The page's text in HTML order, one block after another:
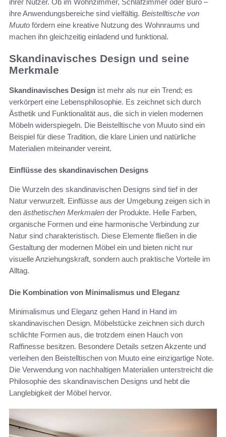
ihre Anwendungsbereiche sind vielfältig. Beistelltische von
Muuto fördern eine kreative Nutzung des Wohnraums und
machen ihn gleichzeitig einladend und funktional.
Skandinavisches Design und seine
Merkmale
Skandinavisches Design ist mehr als nur ein Trend; es
verkörpert eine Lebensphilosophie. Es zeichnet sich durch
Ästhetik und Funktionalität aus, die sich in vielen modernen
Möbeln widerspiegeln. Die Beistelltische von Muuto sind ein
Beispiel für diese Tradition, die klare Linien und natürliche
Materialien miteinander vereint.
Einflüsse des skandinavischen Designs
Die Wurzeln des skandinavischen Designs sind tief in der
Natur verwurzelt. Einflüsse aus der Umgebung zeigen sich in
den ästhetischen Merkmalen der Produkte. Helle Farben,
organische Formen und eine harmonische Verbindung zur
Natur sind charakteristisch. Diese Elemente fließen in die
Gestaltung der modernen Möbel ein und bieten nicht nur
visuelle Anziehungskraft, sondern auch praktische Vorteile im
Alltag.
Die Kombination von Minimalismus und Eleganz
Minimalismus und Eleganz gehen Hand in Hand im
skandinavischen Design. Möbelstücke zeichnen sich durch
schlichte Formen aus, die trotzdem einen Hauch von
Raffinesse besitzen. Besondere Details setzen Akzente und
verleihen den Beistelltischen von Muuto eine einzigartige Note.
Die Verwendung von nachhaltigen Materialien unterstreicht die
Philosophie des skandinavischen Designs und hebt die
Langlebigkeit der Möbel hervor.